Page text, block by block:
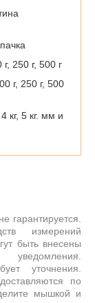
250 г, 500 г
г, 250 г, 500
кг, 5 кг. мм и
гарантируется.
измерений
быть внесены
уточнения.
по
мышкой и